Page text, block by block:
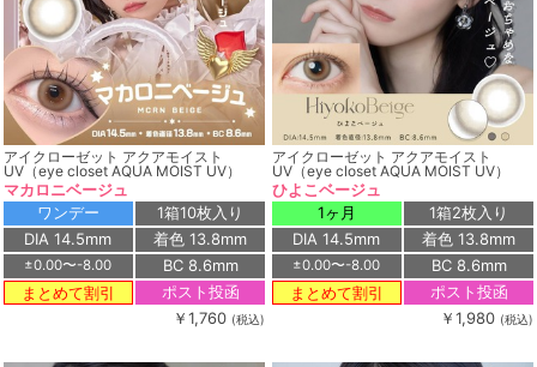
アイクローゼット アクアモイスト
UV（eye closet AQUA MOIST UV）
マカロニベージュ
ワンデー
1箱10枚入り
DIA 14.5mm
着色 13.8mm
±0.00〜-8.00
BC 8.6mm
まとめて割引
ポスト投函
￥1,760 (税込)
アイクローゼット アクアモイスト
UV（eye closet AQUA MOIST UV）
ひよこベージュ
1ヶ月
1箱2枚入り
DIA 14.5mm
着色 13.8mm
±0.00〜-8.00
BC 8.6mm
まとめて割引
ポスト投函
￥1,980 (税込)